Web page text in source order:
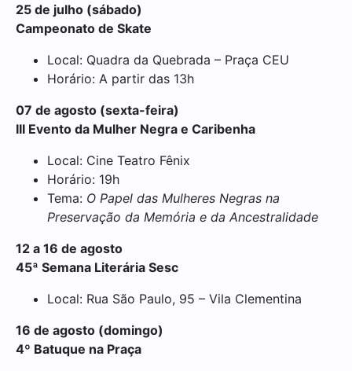
25 de julho (sábado)
Campeonato de Skate
Local: Quadra da Quebrada – Praça CEU
Horário: A partir das 13h
07 de agosto (sexta-feira)
III Evento da Mulher Negra e Caribenha
Local: Cine Teatro Fênix
Horário: 19h
Tema: O Papel das Mulheres Negras na
Preservação da Memória e da Ancestralidade
12 a 16 de agosto
45ª Semana Literária Sesc
Local: Rua São Paulo, 95 – Vila Clementina
16 de agosto (domingo)
4º Batuque na Praça